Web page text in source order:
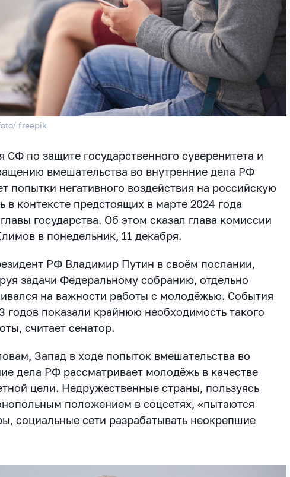
freepik
СФ по защите государственного суверенитета и
вмешательства во внутренние дела РФ
попытки негативного воздействия на российскую
в контексте предстоящих в марте 2024 года
государства. Об этом сказал глава комиссии
в понедельник, 11 декабря.
РФ Владимир Путин в своём послании,
задачи Федеральному собранию, отдельно
на важности работы с молодёжью. События
годов показали крайнюю необходимость такого
считает сенатор.
Запад в ходе попыток вмешательства во
дела РФ рассматривает молодёжь в качестве
цели. Недружественные страны, пользуясь
положением в соцсетях, «пытаются
социальные сети разрабатывать неокрепшие